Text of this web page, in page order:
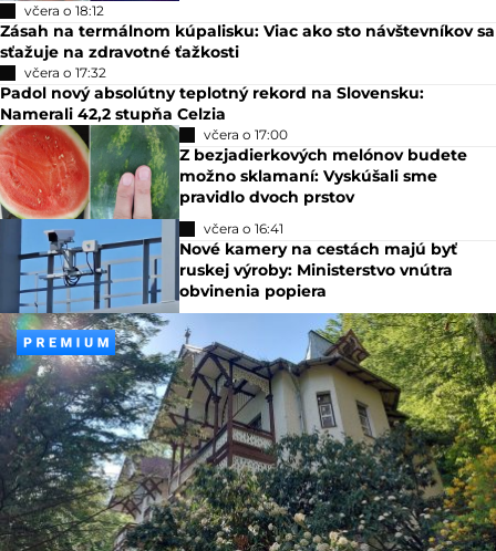
včera o 18:12
Zásah na termálnom kúpalisku: Viac ako sto návštevníkov sa
sťažuje na zdravotné ťažkosti
včera o 17:32
Padol nový absolútny teplotný rekord na Slovensku:
Namerali 42,2 stupňa Celzia
včera o 17:00
Z bezjadierkových melónov budete
možno sklamaní: Vyskúšali sme
pravidlo dvoch prstov
včera o 16:41
Nové kamery na cestách majú byť
ruskej výroby: Ministerstvo vnútra
obvinenia popiera